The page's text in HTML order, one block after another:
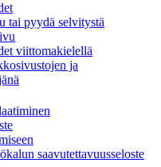
tai pyydä selvitystä
viittomakielellä
ja
saavutettavuusseloste